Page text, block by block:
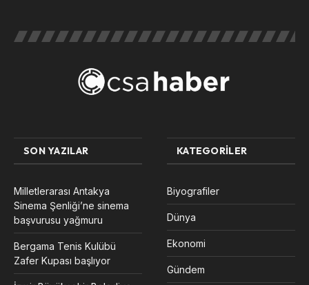
SON YAZILAR
Milletlerarası Antakya
Sinema Şenliği’ne sinema
başvurusu yağmuru
Bergama Tenis Kulübü
Zafer Kupası başlıyor
KATEGORILER
Biyografiler
Dünya
Ekonomi
Gündem